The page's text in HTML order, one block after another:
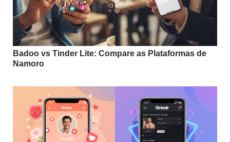
Badoo vs Tinder Lite: Compare as Plataformas de
Namoro